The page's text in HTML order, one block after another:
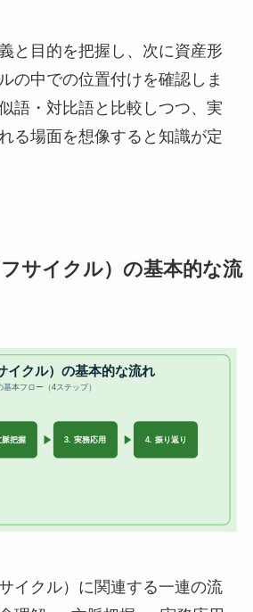
と目的を把握し、次に資産形
の中での位置付けを確認しま
語・対比語と比較しつつ、実
る場面を想像すると知識が定
サイクル）の基本的な流
イクル）に関連する一連の流